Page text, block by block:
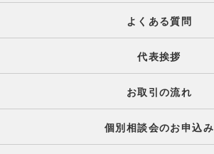
よくある質問
代表挨拶
お取引の流れ
個別相談会のお申込み